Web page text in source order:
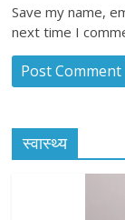
Save my name,
next time I
स्वास्थ्य